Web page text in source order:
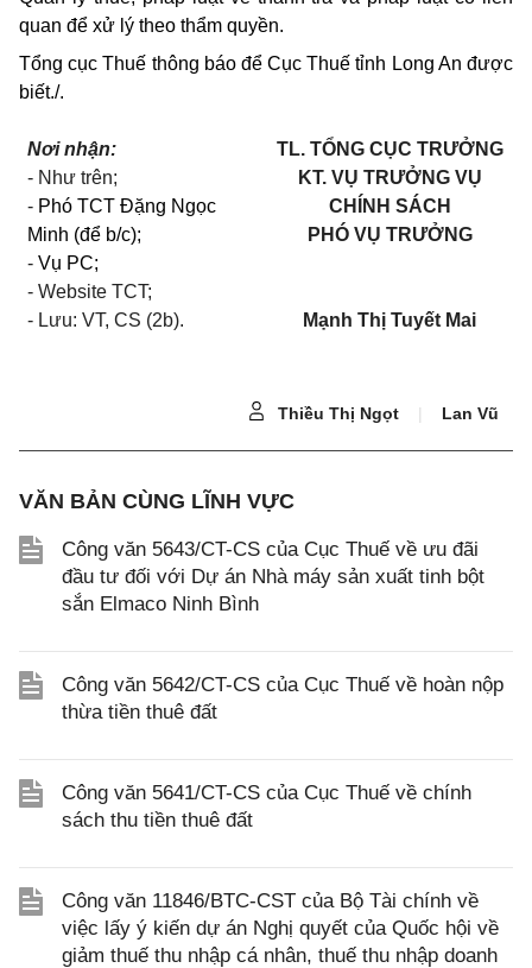
quan để xử lý theo thẩm quyền.
Tổng cục Thuế thông báo để Cục Thuế tỉnh Long An được
biết./.
Nơi nhận:
- Như trên;
- Phó TCT Đặng Ngọc
Minh (để b/c);
-Vụ PC;
- Website TCT;
- Lưu: VT, CS (2b).
TL. TỔNG CỤC TRƯỞNG
KT. VỤ TRƯỞNG VỤ
CHÍNH SÁCH
PHÓ VỤ TRƯỞNG
Mạnh Thị Tuyết Mai
Thiều Thị Ngọt | Lan Vũ
VĂN BẢN CÙNG LĨNH VỰC
Công văn 5643/CT-CS của Cục Thuế về ưu đãi
đầu tư đối với Dự án Nhà máy sản xuất tinh bột
sắn Elmaco Ninh Bình
Công văn 5642/CT-CS của Cục Thuế về hoàn nộp
thừa tiền thuê đất
Công văn 5641/CT-CS của Cục Thuế về chính
sách thu tiền thuê đất
Công văn 11846/BTC-CST của Bộ Tài chính về
việc lấy ý kiến dự án Nghị quyết của Quốc hội về
giảm thuế thu nhập cá nhân, thuế thu nhập doanh